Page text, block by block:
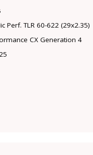
Perf. TLR 60-622 (29x2.35)
CX Generation 4